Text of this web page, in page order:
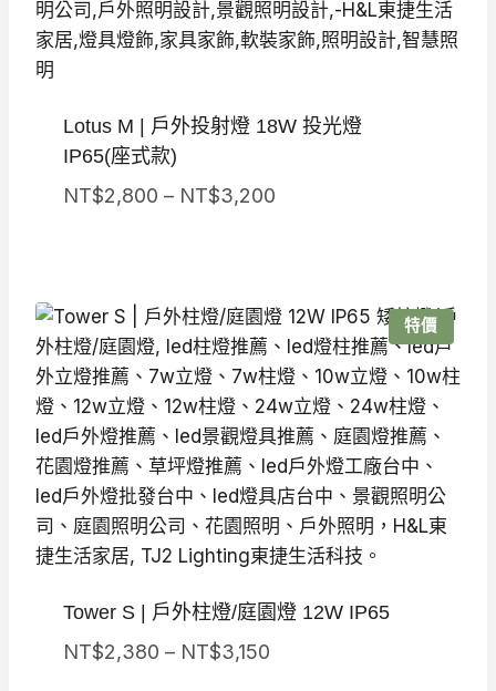
Lotus M | 戶外投射燈 18W 投光燈
IP65(座式款)
NT$2,800 – NT$3,200價
NT$2,800
到
NT$3,200
特價
Tower S | 戶外柱燈/庭園燈 12W IP65
NT$2,380 – NT$3,150價